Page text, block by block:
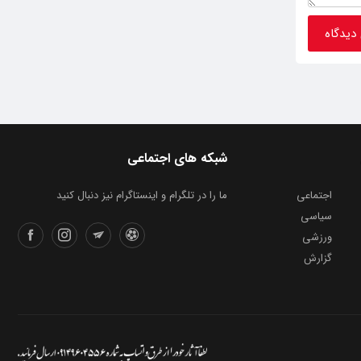
شبکه های اجتماعی
ما را در تلگرام و اینستاگرام نیز دنبال کنید
اجتماعی
سیاسی
ورزشی
گزارش